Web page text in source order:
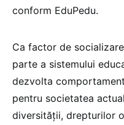
conform EduPedu.
Ca factor de
parte a sistemului
dezvolta
pentru societatea
diversității, drepturilor